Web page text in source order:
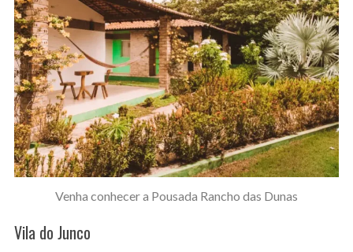
Venha conhecer a Pousada Rancho das Dunas
Vila do Junco